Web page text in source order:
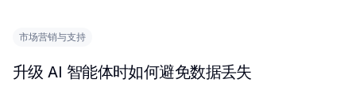
市场营销与支持
升级 AI 智能体时如何避免数据丢失